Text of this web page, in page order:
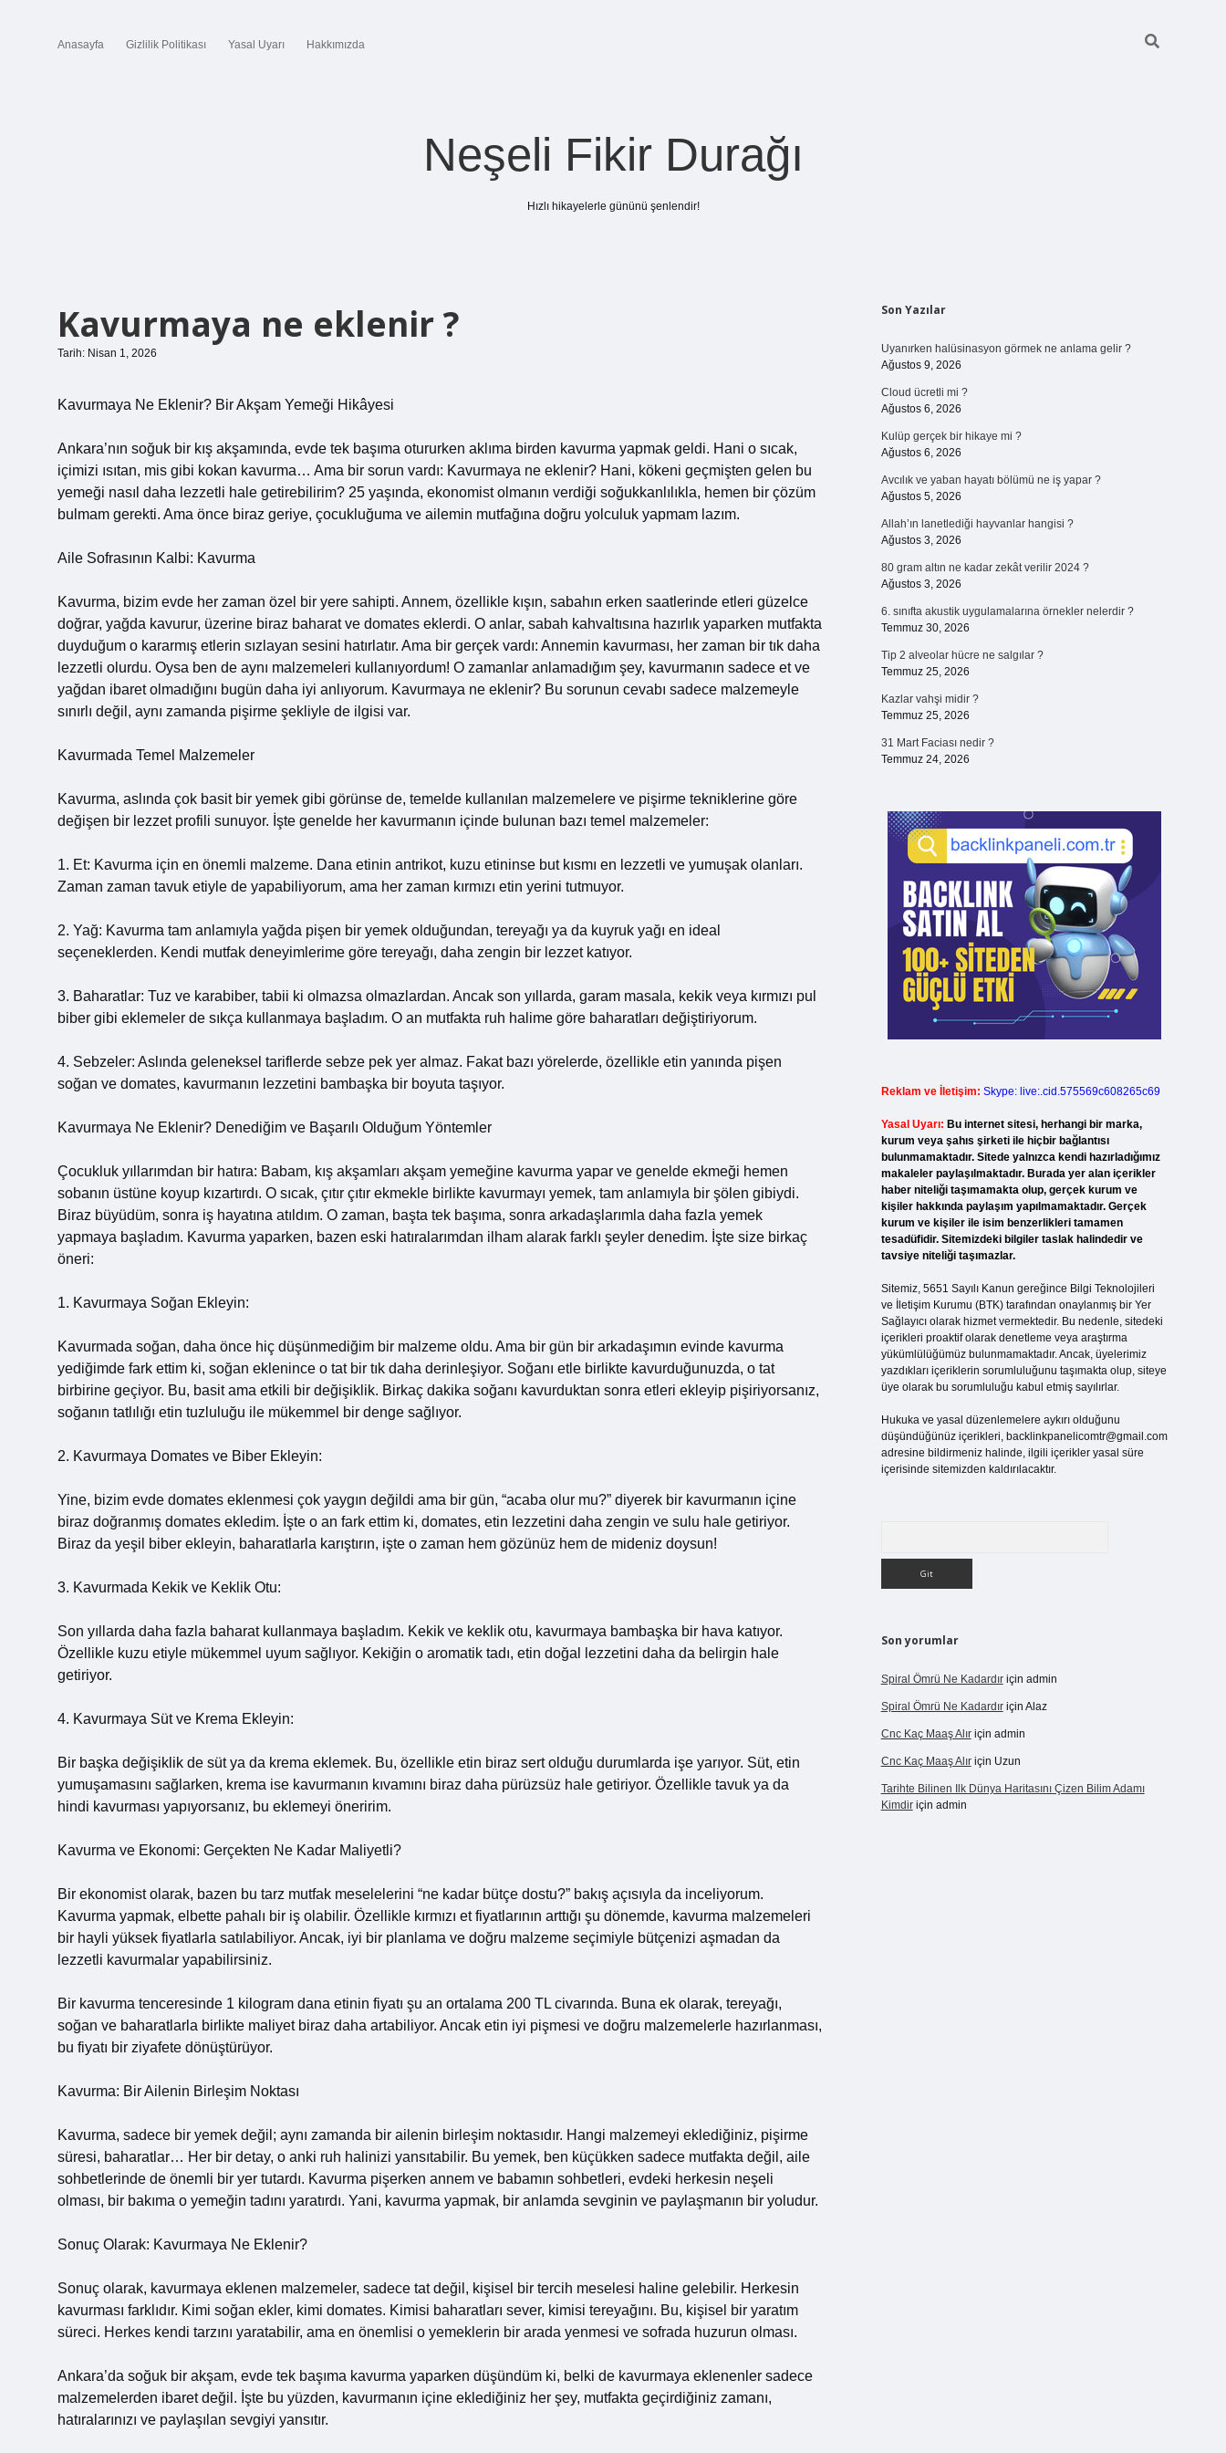
Anasayfa Gizlilik Politikası Yasal Uyarı Hakkımızda
Neşeli Fikir Durağı
Hızlı hikayelerle gününü şenlendir!
Kavurmaya ne eklenir ?
Tarih: Nisan 1, 2026
Kavurmaya Ne Eklenir? Bir Akşam Yemeği Hikâyesi
Ankara’nın soğuk bir kış akşamında, evde tek başıma otururken aklıma birden kavurma yapmak geldi. Hani o sıcak,
içimizi ısıtan, mis gibi kokan kavurma… Ama bir sorun vardı: Kavurmaya ne eklenir? Hani, kökeni geçmişten gelen bu
yemeği nasıl daha lezzetli hale getirebilirim? 25 yaşında, ekonomist olmanın verdiği soğukkanlılıkla, hemen bir çözüm
bulmam gerekti. Ama önce biraz geriye, çocukluğuma ve ailemin mutfağına doğru yolculuk yapmam lazım.
Aile Sofrasının Kalbi: Kavurma
Kavurma, bizim evde her zaman özel bir yere sahipti. Annem, özellikle kışın, sabahın erken saatlerinde etleri güzelce
doğrar, yağda kavurur, üzerine biraz baharat ve domates eklerdi. O anlar, sabah kahvaltısına hazırlık yaparken mutfakta
duyduğum o kararmış etlerin sızlayan sesini hatırlatır. Ama bir gerçek vardı: Annemin kavurması, her zaman bir tık daha
lezzetli olurdu. Oysa ben de aynı malzemeleri kullanıyordum! O zamanlar anlamadığım şey, kavurmanın sadece et ve
yağdan ibaret olmadığını bugün daha iyi anlıyorum. Kavurmaya ne eklenir? Bu sorunun cevabı sadece malzemeyle
sınırlı değil, aynı zamanda pişirme şekliyle de ilgisi var.
Kavurmada Temel Malzemeler
Kavurma, aslında çok basit bir yemek gibi görünse de, temelde kullanılan malzemelere ve pişirme tekniklerine göre
değişen bir lezzet profili sunuyor. İşte genelde her kavurmanın içinde bulunan bazı temel malzemeler:
1. Et: Kavurma için en önemli malzeme. Dana etinin antrikot, kuzu etininse but kısmı en lezzetli ve yumuşak olanları.
Zaman zaman tavuk etiyle de yapabiliyorum, ama her zaman kırmızı etin yerini tutmuyor.
2. Yağ: Kavurma tam anlamıyla yağda pişen bir yemek olduğundan, tereyağı ya da kuyruk yağı en ideal
seçeneklerden. Kendi mutfak deneyimlerime göre tereyağı, daha zengin bir lezzet katıyor.
3. Baharatlar: Tuz ve karabiber, tabii ki olmazsa olmazlardan. Ancak son yıllarda, garam masala, kekik veya kırmızı pul
biber gibi eklemeler de sıkça kullanmaya başladım. O an mutfakta ruh halime göre baharatları değiştiriyorum.
4. Sebzeler: Aslında geleneksel tariflerde sebze pek yer almaz. Fakat bazı yörelerde, özellikle etin yanında pişen
soğan ve domates, kavurmanın lezzetini bambaşka bir boyuta taşıyor.
Kavurmaya Ne Eklenir? Denediğim ve Başarılı Olduğum Yöntemler
Çocukluk yıllarımdan bir hatıra: Babam, kış akşamları akşam yemeğine kavurma yapar ve genelde ekmeği hemen
sobanın üstüne koyup kızartırdı. O sıcak, çıtır çıtır ekmekle birlikte kavurmayı yemek, tam anlamıyla bir şölen gibiydi.
Biraz büyüdüm, sonra iş hayatına atıldım. O zaman, başta tek başıma, sonra arkadaşlarımla daha fazla yemek
yapmaya başladım. Kavurma yaparken, bazen eski hatıralarımdan ilham alarak farklı şeyler denedim. İşte size birkaç
öneri:
1. Kavurmaya Soğan Ekleyin:
Kavurmada soğan, daha önce hiç düşünmediğim bir malzeme oldu. Ama bir gün bir arkadaşımın evinde kavurma
yediğimde fark ettim ki, soğan eklenince o tat bir tık daha derinleşiyor. Soğanı etle birlikte kavurduğunuzda, o tat
birbirine geçiyor. Bu, basit ama etkili bir değişiklik. Birkaç dakika soğanı kavurduktan sonra etleri ekleyip pişiriyorsanız,
soğanın tatlılığı etin tuzluluğu ile mükemmel bir denge sağlıyor.
2. Kavurmaya Domates ve Biber Ekleyin:
Yine, bizim evde domates eklenmesi çok yaygın değildi ama bir gün, “acaba olur mu?” diyerek bir kavurmanın içine
biraz doğranmış domates ekledim. İşte o an fark ettim ki, domates, etin lezzetini daha zengin ve sulu hale getiriyor.
Biraz da yeşil biber ekleyin, baharatlarla karıştırın, işte o zaman hem gözünüz hem de mideniz doysun!
3. Kavurmada Kekik ve Keklik Otu:
Son yıllarda daha fazla baharat kullanmaya başladım. Kekik ve keklik otu, kavurmaya bambaşka bir hava katıyor.
Özellikle kuzu etiyle mükemmel uyum sağlıyor. Kekiğin o aromatik tadı, etin doğal lezzetini daha da belirgin hale
getiriyor.
4. Kavurmaya Süt ve Krema Ekleyin:
Bir başka değişiklik de süt ya da krema eklemek. Bu, özellikle etin biraz sert olduğu durumlarda işe yarıyor. Süt, etin
yumuşamasını sağlarken, krema ise kavurmanın kıvamını biraz daha pürüzsüz hale getiriyor. Özellikle tavuk ya da
hindi kavurması yapıyorsanız, bu eklemeyi öneririm.
Kavurma ve Ekonomi: Gerçekten Ne Kadar Maliyetli?
Bir ekonomist olarak, bazen bu tarz mutfak meselelerini “ne kadar bütçe dostu?” bakış açısıyla da inceliyorum.
Kavurma yapmak, elbette pahalı bir iş olabilir. Özellikle kırmızı et fiyatlarının arttığı şu dönemde, kavurma malzemeleri
bir hayli yüksek fiyatlarla satılabiliyor. Ancak, iyi bir planlama ve doğru malzeme seçimiyle bütçenizi aşmadan da
lezzetli kavurmalar yapabilirsiniz.
Bir kavurma tenceresinde 1 kilogram dana etinin fiyatı şu an ortalama 200 TL civarında. Buna ek olarak, tereyağı,
soğan ve baharatlarla birlikte maliyet biraz daha artabiliyor. Ancak etin iyi pişmesi ve doğru malzemelerle hazırlanması,
bu fiyatı bir ziyafete dönüştürüyor.
Kavurma: Bir Ailenin Birleşim Noktası
Kavurma, sadece bir yemek değil; aynı zamanda bir ailenin birleşim noktasıdır. Hangi malzemeyi eklediğiniz, pişirme
süresi, baharatlar… Her bir detay, o anki ruh halinizi yansıtabilir. Bu yemek, ben küçükken sadece mutfakta değil, aile
sohbetlerinde de önemli bir yer tutardı. Kavurma pişerken annem ve babamın sohbetleri, evdeki herkesin neşeli
olması, bir bakıma o yemeğin tadını yaratırdı. Yani, kavurma yapmak, bir anlamda sevginin ve paylaşmanın bir yoludur.
Sonuç Olarak: Kavurmaya Ne Eklenir?
Sonuç olarak, kavurmaya eklenen malzemeler, sadece tat değil, kişisel bir tercih meselesi haline gelebilir. Herkesin
kavurması farklıdır. Kimi soğan ekler, kimi domates. Kimisi baharatları sever, kimisi tereyağını. Bu, kişisel bir yaratım
süreci. Herkes kendi tarzını yaratabilir, ama en önemlisi o yemeklerin bir arada yenmesi ve sofrada huzurun olması.
Ankara’da soğuk bir akşam, evde tek başıma kavurma yaparken düşündüm ki, belki de kavurmaya eklenenler sadece
malzemelerden ibaret değil. İşte bu yüzden, kavurmanın içine eklediğiniz her şey, mutfakta geçirdiğiniz zamanı,
hatıralarınızı ve paylaşılan sevgiyi yansıtır.
Sidebar
Son Yazılar
Uyanırken halüsinasyon görmek ne anlama gelir ?
Ağustos 9, 2026
Cloud ücretli mi ?
Ağustos 6, 2026
Kulüp gerçek bir hikaye mi ?
Ağustos 6, 2026
Avcılık ve yaban hayatı bölümü ne iş yapar ?
Ağustos 5, 2026
Allah’ın lanetlediği hayvanlar hangisi ?
Ağustos 3, 2026
80 gram altın ne kadar zekât verilir 2024 ?
Ağustos 3, 2026
6. sınıfta akustik uygulamalarına örnekler nelerdir ?
Temmuz 30, 2026
Tip 2 alveolar hücre ne salgılar ?
Temmuz 25, 2026
Kazlar vahşi midir ?
Temmuz 25, 2026
31 Mart Faciası nedir ?
Temmuz 24, 2026
Reklam ve İletişim: Skype: live:.cid.575569c608265c69
Yasal Uyarı: Bu internet sitesi, herhangi bir marka,
kurum veya şahıs şirketi ile hiçbir bağlantısı
bulunmamaktadır. Sitede yalnızca kendi hazırladığımız
makaleler paylaşılmaktadır. Burada yer alan içerikler
haber niteliği taşımamakta olup, gerçek kurum ve
kişiler hakkında paylaşım yapılmamaktadır. Gerçek
kurum ve kişiler ile isim benzerlikleri tamamen
tesadüfidir. Sitemizdeki bilgiler taslak halindedir ve
tavsiye niteliği taşımazlar.
Sitemiz, 5651 Sayılı Kanun gereğince Bilgi Teknolojileri
ve İletişim Kurumu (BTK) tarafından onaylanmış bir Yer
Sağlayıcı olarak hizmet vermektedir. Bu nedenle, sitedeki
içerikleri proaktif olarak denetleme veya araştırma
yükümlülüğümüz bulunmamaktadır. Ancak, üyelerimiz
yazdıkları içeriklerin sorumluluğunu taşımakta olup, siteye
üye olarak bu sorumluluğu kabul etmiş sayılırlar.
Hukuka ve yasal düzenlemelere aykırı olduğunu
düşündüğünüz içerikleri, backlinkpanelicomtr@gmail.com
adresine bildirmeniz halinde, ilgili içerikler yasal süre
içerisinde sitemizden kaldırılacaktır.
Son yorumlar
Spiral Ömrü Ne Kadardıriçin admin
Spiral Ömrü Ne Kadardıriçin Alaz
Cnc Kaç Maaş Alıriçin admin
Cnc Kaç Maaş Alıriçin Uzun
Tarihte Bilinen Ilk Dünya Haritasını Çizen Bilim Adamı
Kimdiriçin admin